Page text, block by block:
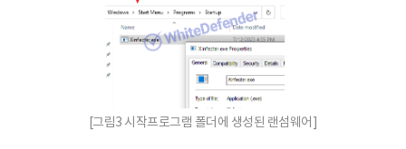
[그림3 시작프로그램 폴더에 생성된 랜섬웨어]